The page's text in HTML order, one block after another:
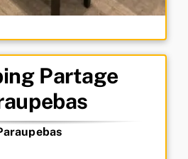
Partage